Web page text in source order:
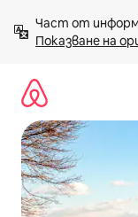
към
съдържанието
Показване на